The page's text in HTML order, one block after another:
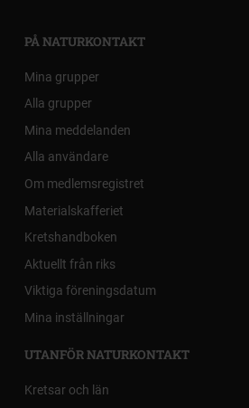
PÅ NATURKONTAKT
Mina grupper
Alla grupper
Mina meddelanden
Alla användare
Om medlemsregistret
Materialskafferiet
Kretshandboken
Aktuellt från riks
Viktiga föreningsdatum
Mina inställningar
UTANFÖR NATURKONTAKT
Kretsar och län